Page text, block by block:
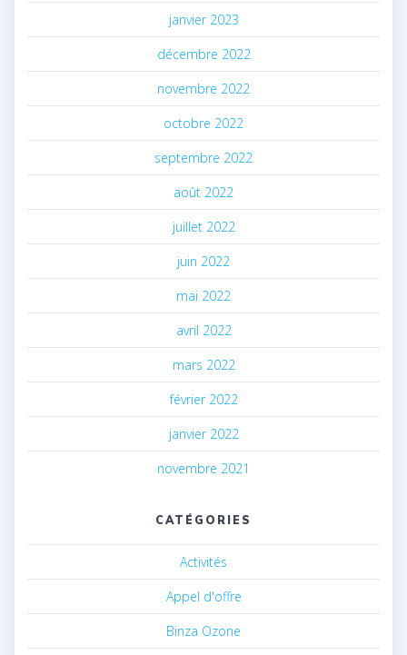
janvier 2023
décembre 2022
novembre 2022
octobre 2022
septembre 2022
août 2022
juillet 2022
juin 2022
mai 2022
avril 2022
mars 2022
février 2022
janvier 2022
novembre 2021
CATÉGORIES
Activités
Appel d'offre
Binza Ozone